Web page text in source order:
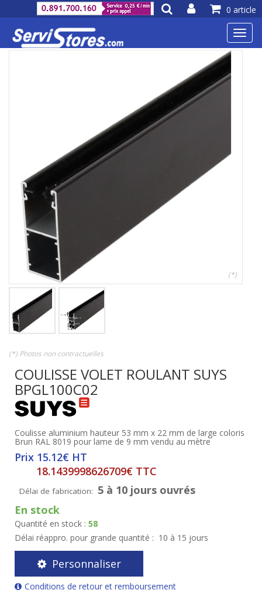
(*)
(*) Photos non contractuelles
COULISSE VOLET ROULANT SUYS
BPGL100C02
Coulisse aluminium hauteur 53 mm x 22 mm de large coloris
Brun RAL 8019 pour lame de 9 mm vendu au mètre
Prix 15.12€ HT
18.1439998626709€ TTC
Délai de fabrication: 5 à 10 jours ouvrés
En stock
Quantité en stock : 58
Délai réappro. pour grande quantité : 10 à 15 jours
Personnaliser
Conditions de retour et remboursement
0 article